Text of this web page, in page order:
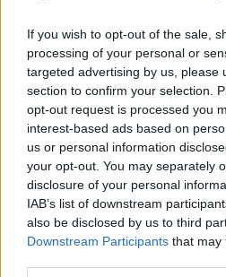
If you wish to opt-out of the sale,
processing of your personal or
targeted advertising by us, please
section to confirm your selection.
opt-out request is processed you
interest-based ads based on
us or personal information
your opt-out. You may separately
disclosure of your personal
IAB’s list of downstream
also be disclosed by us to third
Downstream Participants that may
Palangos sveikatos mokykloje
gydytojas yra įsitikinęs, kad dėl
ligų, užklumpančių šiuolaikinius
mityba, ir pirmiausia
Apie maistą ir jo įtaką